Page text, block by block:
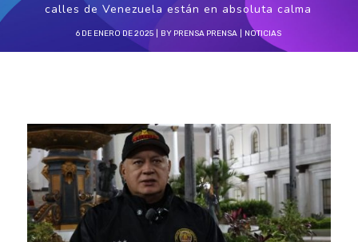
calles de Venezuela están en absoluta calma
6 DE ENERO DE 2025 BY PRENSA PRENSA NOTICIAS